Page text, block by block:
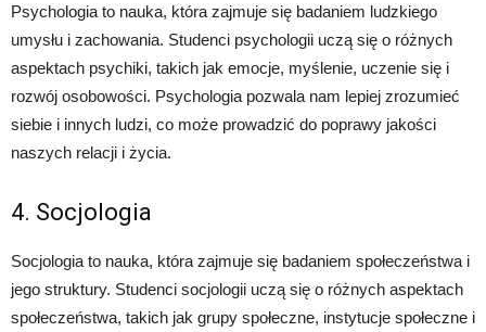
Psychologia to nauka, która zajmuje się badaniem ludzkiego
umysłu i zachowania. Studenci psychologii uczą się o różnych
aspektach psychiki, takich jak emocje, myślenie, uczenie się i
rozwój osobowości. Psychologia pozwala nam lepiej zrozumieć
siebie i innych ludzi, co może prowadzić do poprawy jakości
naszych relacji i życia.
4. Socjologia
Socjologia to nauka, która zajmuje się badaniem społeczeństwa i
jego struktury. Studenci socjologii uczą się o różnych aspektach
społeczeństwa, takich jak grupy społeczne, instytucje społeczne i